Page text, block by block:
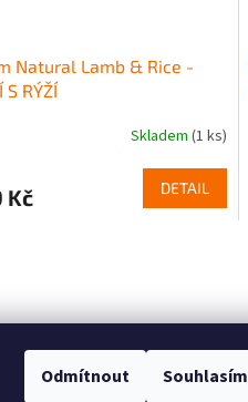
Odmítnout Souhlasím
Natural Lamb & Rice -
S RÝŽÍ
Skladem (1 ks)
Kč DETAIL
á
a
c